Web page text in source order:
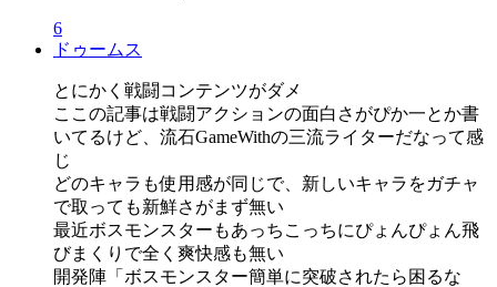
6
ドゥームス
とにかく戦闘コンテンツがダメ
ここの記事は戦闘アクションの面白さがぴか一とか書
いてるけど、流石GameWithの三流ライターだなって感
じ
どのキャラも使用感が同じで、新しいキャラをガチャ
で取っても新鮮さがまず無い
最近ボスモンスターもあっちこっちにぴょんぴょん飛
びまくりで全く爽快感も無い
開発陣「ボスモンスター簡単に突破されたら困るな